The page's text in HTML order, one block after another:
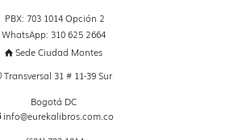
PBX: 703 1014 Opción 2
WhatsApp: 310 625 2664
Sede Ciudad Montes
Transversal 31 # 11-39 Sur
Bogotá DC
info@eurekalibros.com.co